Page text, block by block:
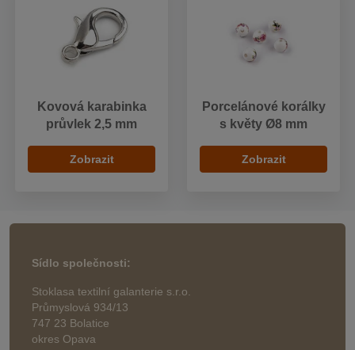
Kovová karabinka
průvlek 2,5 mm
Zobrazit
Porcelánové korálky
s květy Ø8 mm
Zobrazit
Sídlo společnosti:
Stoklasa textilní galanterie s.r.o.
Průmyslová 934/13
747 23 Bolatice
okres Opava